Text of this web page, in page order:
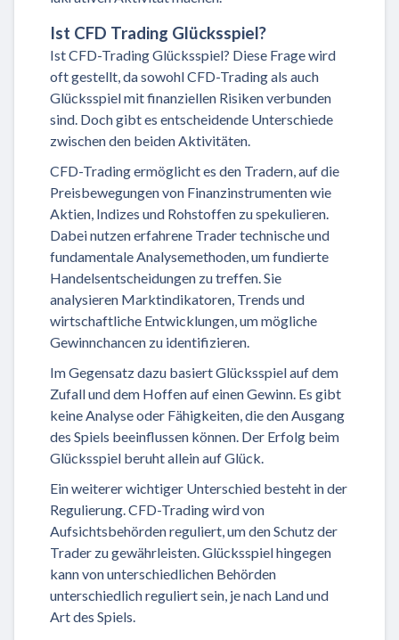
Ist CFD Trading Glücksspiel?
Ist CFD-Trading Glücksspiel? Diese Frage wird
oft gestellt, da sowohl CFD-Trading als auch
Glücksspiel mit finanziellen Risiken verbunden
sind. Doch gibt es entscheidende Unterschiede
zwischen den beiden Aktivitäten.
CFD-Trading ermöglicht es den Tradern, auf die
Preisbewegungen von Finanzinstrumenten wie
Aktien, Indizes und Rohstoffen zu spekulieren.
Dabei nutzen erfahrene Trader technische und
fundamentale Analysemethoden, um fundierte
Handelsentscheidungen zu treffen. Sie
analysieren Marktindikatoren, Trends und
wirtschaftliche Entwicklungen, um mögliche
Gewinnchancen zu identifizieren.
Im Gegensatz dazu basiert Glücksspiel auf dem
Zufall und dem Hoffen auf einen Gewinn. Es gibt
keine Analyse oder Fähigkeiten, die den Ausgang
des Spiels beeinflussen können. Der Erfolg beim
Glücksspiel beruht allein auf Glück.
Ein weiterer wichtiger Unterschied besteht in der
Regulierung. CFD-Trading wird von
Aufsichtsbehörden reguliert, um den Schutz der
Trader zu gewährleisten. Glücksspiel hingegen
kann von unterschiedlichen Behörden
unterschiedlich reguliert sein, je nach Land und
Art des Spiels.